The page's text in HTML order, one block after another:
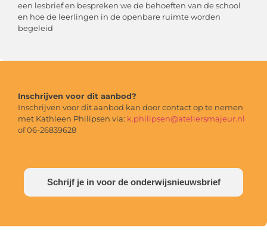
een lesbrief en bespreken we de behoeften van de school
en hoe de leerlingen in de openbare ruimte worden
begeleid
Inschrijven voor dit aanbod?
Inschrijven voor dit aanbod kan door contact op te nemen
met Kathleen Philipsen via: k.philipsen@ateliersmajeur.nl
of 06-26839628
Schrijf je in voor de onderwijsnieuwsbrief